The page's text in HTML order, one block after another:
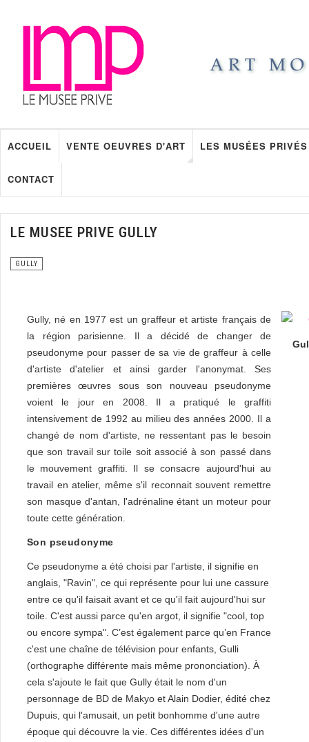
ACCUEIL VENTE OEUVRES D'ART LES MUSÉES PRIVÉS
CONTACT
LE MUSEE PRIVE GULLY
GULLY
Gully, né en 1977 est un graffeur et artiste français de
la région parisienne. Il a décidé de changer de
pseudonyme pour passer de sa vie de graffeur à celle
d'artiste d'atelier et ainsi garder l'anonymat. Ses
premières œuvres sous son nouveau pseudonyme
voient le jour en 2008. Il a pratiqué le graffiti
intensivement de 1992 au milieu des années 2000. Il a
changé de nom d'artiste, ne ressentant pas le besoin
que son travail sur toile soit associé à son passé dans
le mouvement graffiti. Il se consacre aujourd'hui au
travail en atelier, même s'il reconnait souvent remettre
son masque d'antan, l'adrénaline étant un moteur pour
toute cette génération.
Son pseudonyme
Ce pseudonyme a été choisi par l'artiste, il signifie en
anglais, "Ravin", ce qui représente pour lui une cassure
entre ce qu'il faisait avant et ce qu'il fait aujourd'hui sur
toile. C'est aussi parce qu'en argot, il signifie "cool, top
ou encore sympa". C’est également parce qu’en France
c'est une chaîne de télévision pour enfants, Gulli
(orthographe différente mais même prononciation). À
cela s'ajoute le fait que Gully était le nom d'un
personnage de BD de Makyo et Alain Dodier, édité chez
Dupuis, qui l'amusait, un petit bonhomme d'une autre
époque qui découvre la vie. Ces différentes idées d'un